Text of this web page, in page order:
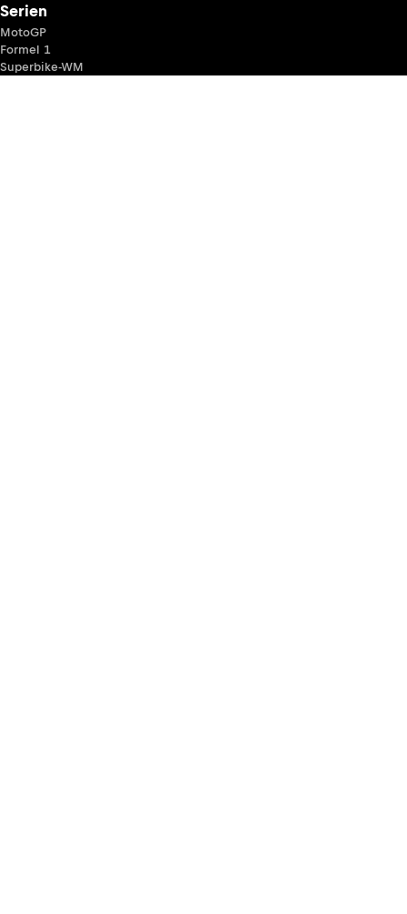
Serien
MotoGP
Formel 1
Superbike-WM